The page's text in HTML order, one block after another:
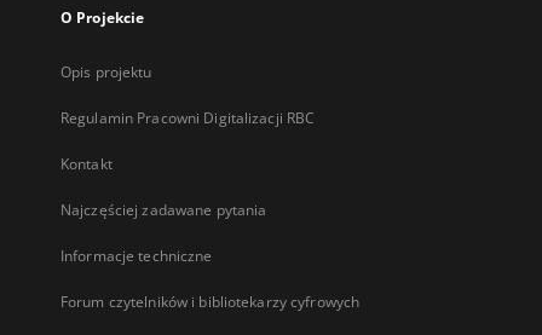
O Projekcie
Opis projektu
Regulamin Pracowni Digitalizacji RBC
Kontakt
Najczęściej zadawane pytania
Informacje techniczne
Forum czytelników i bibliotekarzy cyfrowych